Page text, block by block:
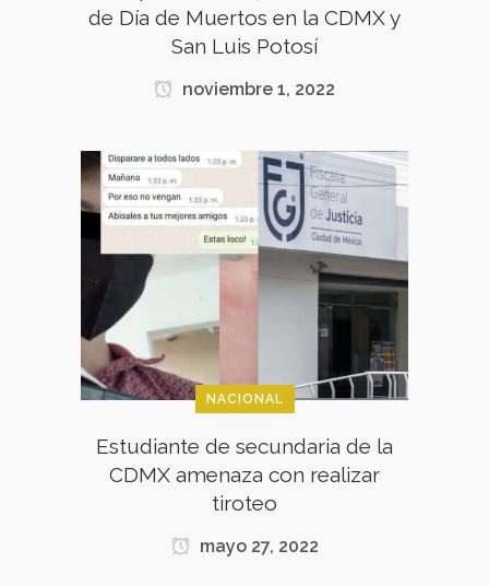
de Día de Muertos en la CDMX y
San Luis Potosí
noviembre 1, 2022
NACIONAL
Estudiante de secundaria de la
CDMX amenaza con realizar
tiroteo
mayo 27, 2022